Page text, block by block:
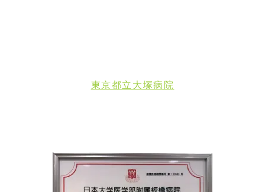
東京都立大塚病院